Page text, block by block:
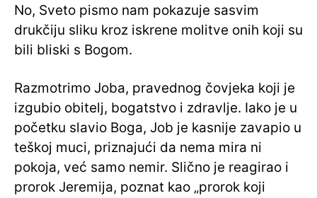
No, Sveto pismo nam pokazuje sasvim
drukčiju sliku kroz iskrene molitve onih koji su
bili bliski s Bogom.
Razmotrimo Joba, pravednog čovjeka koji je
izgubio obitelj, bogatstvo i zdravlje. Iako je u
početku slavio Boga, Job je kasnije zavapio u
teškoj muci, priznajući da nema mira ni
pokoja, već samo nemir. Slično je reagirao i
prorok Jeremija, poznat kao „prorok koji